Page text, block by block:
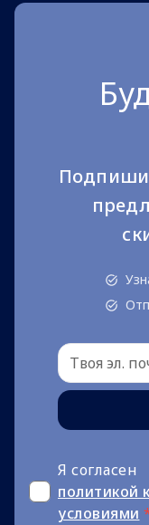
Я согласен
политикой
условиями